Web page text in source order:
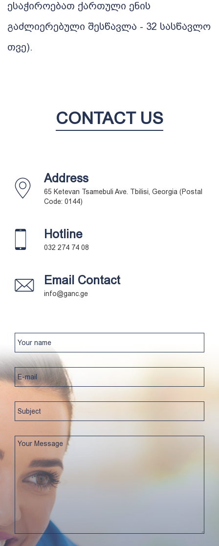
ესაჭიროებათ ქართული ენის
გაძლიერებული შესწავლა - 32 სასწავლო
თვე).
CONTACT US
Address
65 Ketevan Tsamebuli Ave. Tbilisi, Georgia (Postal
Code: 0144)
Hotline
032 274 74 08
Email Contact
info@ganc.ge